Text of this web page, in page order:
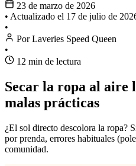
23 de marzo de 2026
• Actualizado el 17 de julio de
•
Por Laveries Speed Queen
•
12 min de lectura
Secar la ropa al aire
malas prácticas
¿El sol directo descolora la ropa?
por prenda, errores habituales
comunidad.